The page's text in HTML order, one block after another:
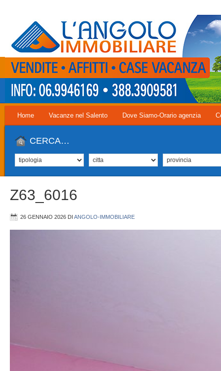
Home Vacanze nel Salento Dove Siamo-Orario agenzia
CERCA…
Z63_6016
26 GENNAIO 2026 DI ANGOLO-IMMOBILIARE